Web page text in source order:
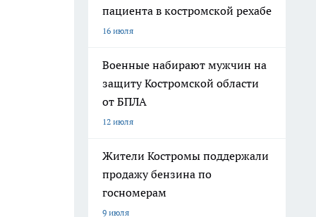
пациента в костромской рехабе
16 июля
Военные набирают мужчин на
защиту Костромской области
от БПЛА
12 июля
Жители Костромы поддержали
продажу бензина по
госномерам
9 июля